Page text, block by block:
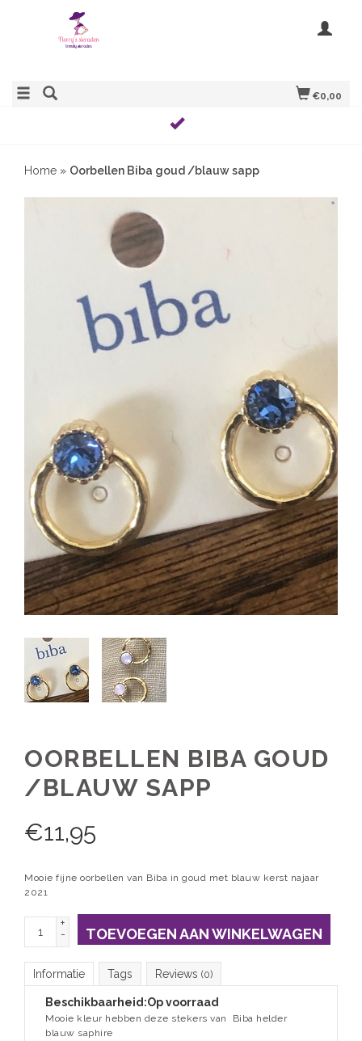
€0,00
Home » Oorbellen Biba goud /blauw sapp
OORBELLEN BIBA GOUD
/BLAUW SAPP
€11,95
Mooie fijne oorbellen van Biba in goud met blauw kerst najaar
2021
+
-
TOEVOEGEN AAN WINKELWAGEN
Informatie Tags Reviews (0)
Beschikbaarheid:Op voorraad
Mooie kleur hebben deze stekers van Biba helder
blauw saphire